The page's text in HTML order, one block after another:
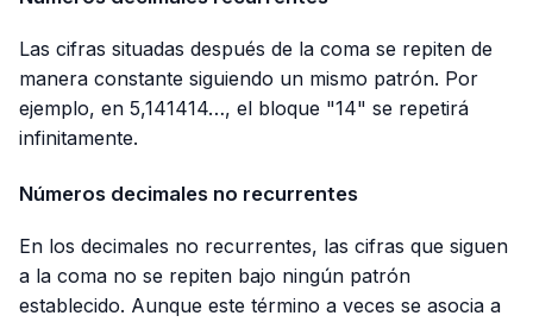
Las cifras situadas después de la coma se repiten de
manera constante siguiendo un mismo patrón. Por
ejemplo, en 5,141414…, el bloque "14" se repetirá
infinitamente.
Números decimales no recurrentes
En los decimales no recurrentes, las cifras que siguen
a la coma no se repiten bajo ningún patrón
establecido. Aunque este término a veces se asocia a